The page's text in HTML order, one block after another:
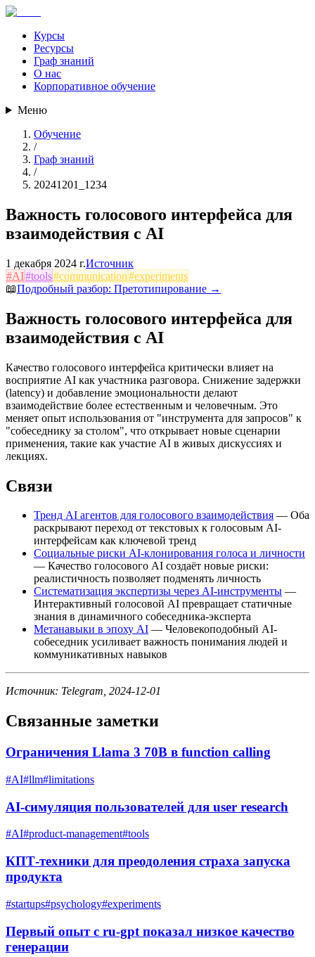
Курсы
Ресурсы
Граф знаний
О нас
Корпоративное обучение
Меню
Обучение
/
Граф знаний
/
20241201_1234
Важность голосового интерфейса для
взаимодействия с AI
1 декабря 2024 г.Источник
#AI#tools#communication#experiments
📖Подробный разбор: Претотипирование →
Важность голосового интерфейса для
взаимодействия с AI
Качество голосового интерфейса критически влияет на
восприятие AI как участника разговора. Снижение задержки
(latency) и добавление эмоциональности делают
взаимодействие более естественным и человечным. Это
меняет опыт использования от "инструмента для запросов" к
"собеседнику за столом", что открывает новые сценарии
применения, такие как участие AI в живых дискуссиях и
лекциях.
Связи
Тренд AI агентов для голосового взаимодействия — Оба
раскрывают переход от текстовых к голосовым AI-
интерфейсам как ключевой тренд
Социальные риски AI-клонирования голоса и личности
— Качество голосового AI создаёт новые риски:
реалистичность позволяет подменять личность
Систематизация экспертизы через AI-инструменты —
Интерактивный голосовой AI превращает статичные
знания в динамичного собеседника-эксперта
Метанавыки в эпоху AI — Человекоподобный AI-
собеседник усиливает важность понимания людей и
коммуникативных навыков
Источник: Telegram, 2024-12-01
Связанные заметки
Ограничения Llama 3 70B в function calling
#AI#llm#limitations
AI-симуляция пользователей для user research
#AI#product-management#tools
КПТ-техники для преодоления страха запуска
продукта
#startups#psychology#experiments
Первый опыт с ru-gpt показал низкое качество
генерации